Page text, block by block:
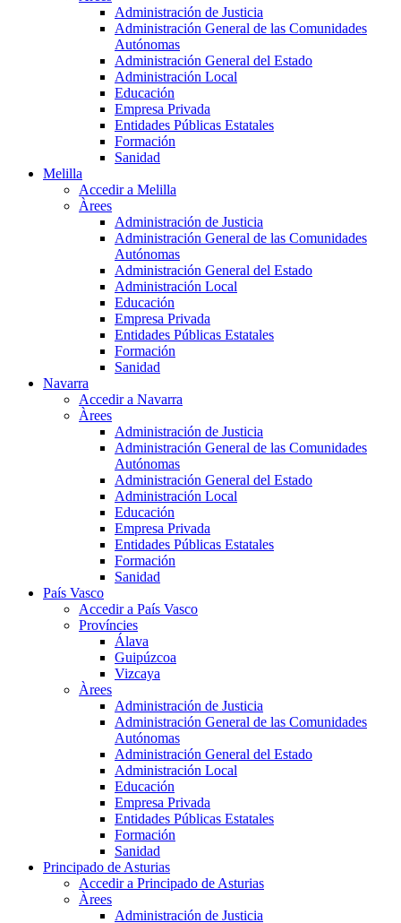
Administración de Justicia
Administración General de las Comunidades
Autónomas
Administración General del Estado
Administración Local
Educación
Empresa Privada
Entidades Públicas Estatales
Formación
Sanidad
Melilla
Accedir a Melilla
Àrees
Administración de Justicia
Administración General de las Comunidades
Autónomas
Administración General del Estado
Administración Local
Educación
Empresa Privada
Entidades Públicas Estatales
Formación
Sanidad
Navarra
Accedir a Navarra
Àrees
Administración de Justicia
Administración General de las Comunidades
Autónomas
Administración General del Estado
Administración Local
Educación
Empresa Privada
Entidades Públicas Estatales
Formación
Sanidad
País Vasco
Accedir a País Vasco
Províncies
Álava
Guipúzcoa
Vizcaya
Àrees
Administración de Justicia
Administración General de las Comunidades
Autónomas
Administración General del Estado
Administración Local
Educación
Empresa Privada
Entidades Públicas Estatales
Formación
Sanidad
Principado de Asturias
Accedir a Principado de Asturias
Àrees
Administración de Justicia